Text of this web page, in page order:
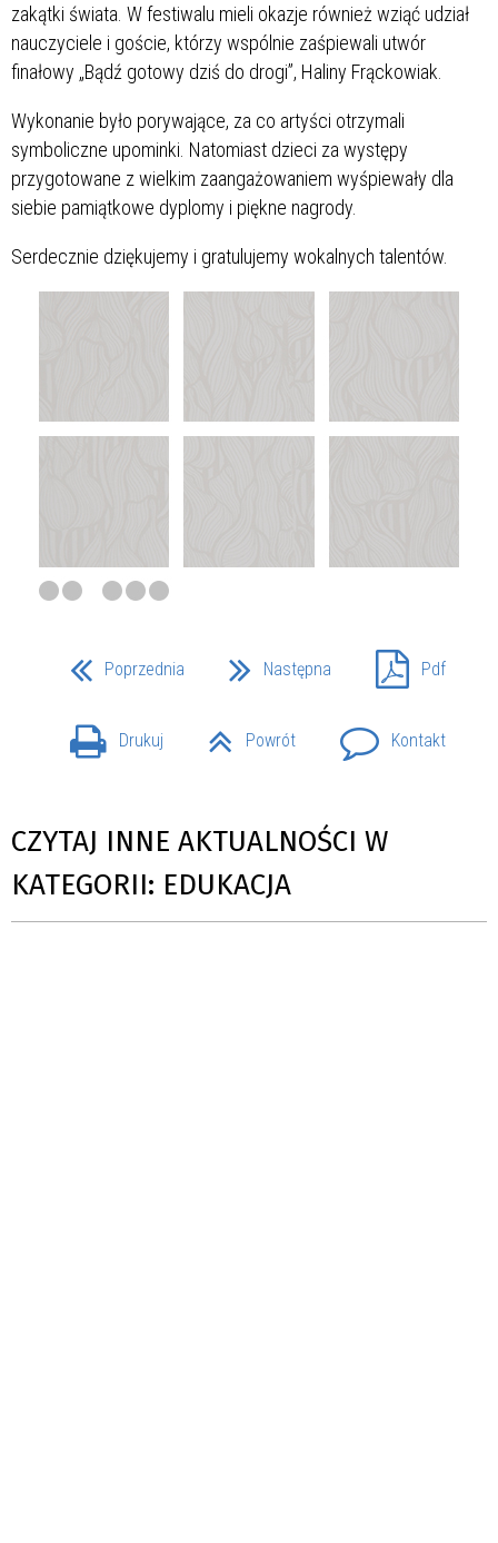
zakątki świata. W festiwalu mieli okazje również wziąć udział
nauczyciele i goście, którzy wspólnie zaśpiewali utwór
finałowy „Bądź gotowy dziś do drogi”, Haliny Frąckowiak.
Wykonanie było porywające, za co artyści otrzymali
symboliczne upominki. Natomiast dzieci za występy
przygotowane z wielkim zaangażowaniem wyśpiewały dla
siebie pamiątkowe dyplomy i piękne nagrody.
Serdecznie dziękujemy i gratulujemy wokalnych talentów.
Poprzednia Następna Pdf
Drukuj Powrót Kontakt
CZYTAJ INNE AKTUALNOŚCI W
KATEGORII: EDUKACJA